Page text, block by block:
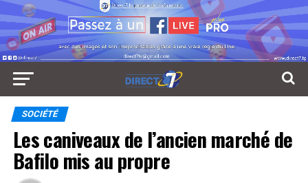
SOCIÉTÉ
Les caniveaux de l’ancien marché de
Bafilo mis au propre